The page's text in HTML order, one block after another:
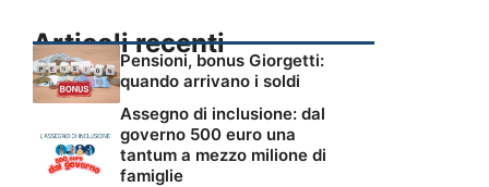
Articoli recenti
Pensioni, bonus Giorgetti:
quando arrivano i soldi
Assegno di inclusione: dal
governo 500 euro una
tantum a mezzo milione di
famiglie